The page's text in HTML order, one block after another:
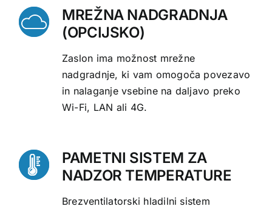
MREŽNA NADGRADNJA
(OPCIJSKO)
Zaslon ima možnost mrežne
nadgradnje, ki vam omogoča povezavo
in nalaganje vsebine na daljavo preko
Wi-Fi, LAN ali 4G.
PAMETNI SISTEM ZA
NADZOR TEMPERATURE
Brezventilatorski hladilni sistem